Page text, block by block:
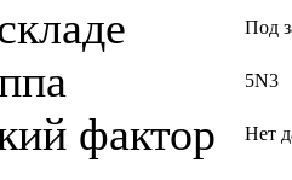
Под
5N3
фактор
Нет